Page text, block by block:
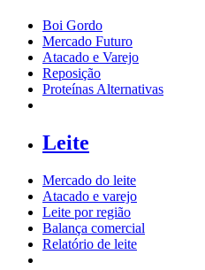
Boi Gordo
Mercado Futuro
Atacado e Varejo
Reposição
Proteínas Alternativas
Leite
Mercado do leite
Atacado e varejo
Leite por região
Balança comercial
Relatório de leite